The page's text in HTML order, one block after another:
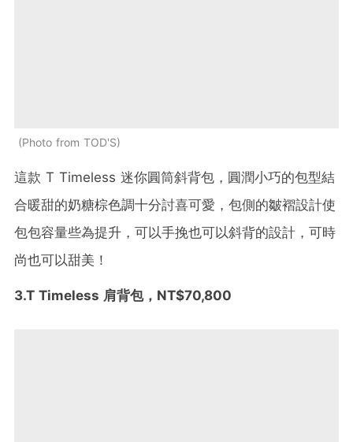
Photo from TOD'S
這款 T Timeless 迷你圓筒斜背包，圓潤小巧的包型結
合暖甜的奶糖棕色調十分討喜可愛，包側的皺褶設計使
包包容量些為提升，可以手挽也可以斜背的設計，可時
尚也可以甜美！
3.T Timeless 肩背包，NT$70,800